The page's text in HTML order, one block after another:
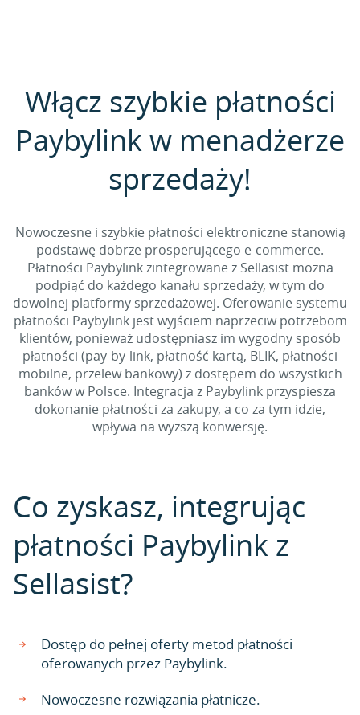
Włącz szybkie płatności
Paybylink w menadżerze
sprzedaży!
Nowoczesne i szybkie płatności elektroniczne stanowią
podstawę dobrze prosperującego e-commerce.
Płatności Paybylink zintegrowane z Sellasist można
podpiąć do każdego kanału sprzedaży, w tym do
dowolnej platformy sprzedażowej. Oferowanie systemu
płatności Paybylink jest wyjściem naprzeciw potrzebom
klientów, ponieważ udostępniasz im wygodny sposób
płatności (pay-by-link, płatność kartą, BLIK, płatności
mobilne, przelew bankowy) z dostępem do wszystkich
banków w Polsce. Integracja z Paybylink przyspiesza
dokonanie płatności za zakupy, a co za tym idzie,
wpływa na wyższą konwersję.
Co zyskasz, integrując
płatności Paybylink z
Sellasist?
Dostęp do pełnej oferty metod płatności
oferowanych przez Paybylink.
Nowoczesne rozwiązania płatnicze.